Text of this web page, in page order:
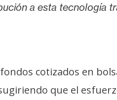
a esta tecnología
cotizados en
que el